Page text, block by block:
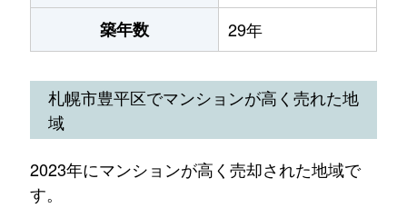
築年数 29年
札幌市豊平区でマンションが高く売れた地
域
2023年にマンションが高く売却された地域で
す。